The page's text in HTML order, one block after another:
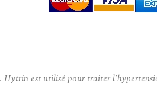
est utilisé pour traiter